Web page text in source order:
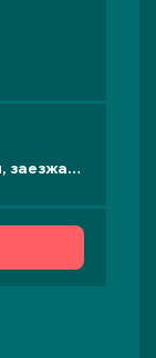
Dasha Basarab - Зая-зая, заезжать за мной не надо!